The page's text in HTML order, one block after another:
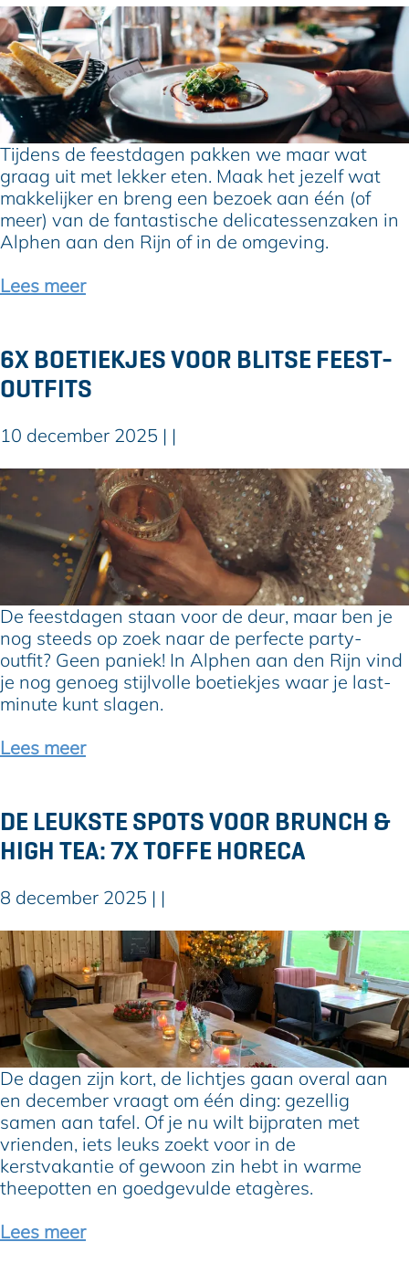
u
s
e
u
m
B
o
s
k
o
o
p
s
e
n
f
e
e
s
t
j
e
s
i
n
e
o
n
o
A
l
p
h
8
x
D
e
l
c
a
t
e
s
e
n
a
k
e
v
o
r
d
e
e
s
t
d
a
g
e
n
Tijdens de feestdagen pakken we maar wat
graag uit met lekker eten. Maak het jezelf wat
makkelijker en breng een bezoek aan één (of
meer) van de fantastische delicatessenzaken in
Alphen aan den Rijn of in de omgeving.
Lees meer
6X BOETIEKJES VOOR BLITSE FEEST-
OUTFITS
10 december 2025 | |
6
b
o
i
e
k
j
e
v
o
r
b
t
e
f
e
s
t
-
o
u
t
f
i
t
s
De feestdagen staan voor de deur, maar ben je
nog steeds op zoek naar de perfecte party-
outfit? Geen paniek! In Alphen aan den Rijn vind
je nog genoeg stijlvolle boetiekjes waar je last-
minute kunt slagen.
Lees meer
DE LEUKSTE SPOTS VOOR BRUNCH &
HIGH TEA: 7X TOFFE HORECA
8 december 2025 | |
D
e
e
u
k
s
t
e
s
p
o
t
s
v
De dagen zijn kort, de lichtjes gaan overal aan
en december vraagt om één ding: gezellig
samen aan tafel. Of je nu wilt bijpraten met
vrienden, iets leuks zoekt voor in de
kerstvakantie of gewoon zin hebt in warme
theepotten en goedgevulde etagères.
Lees meer